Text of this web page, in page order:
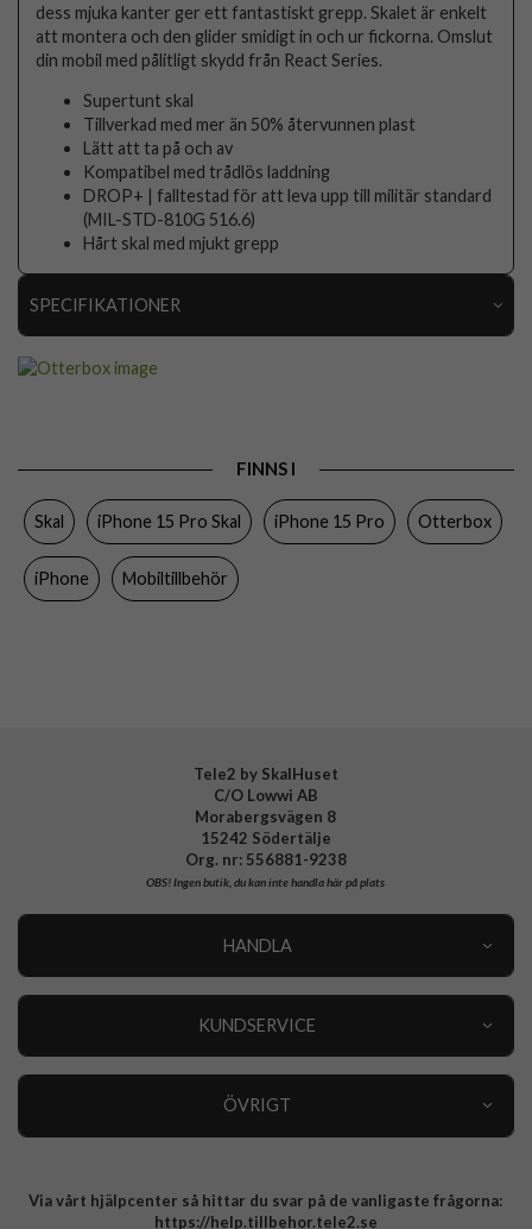
dess mjuka kanter ger ett fantastiskt grepp. Skalet är enkelt
att montera och den glider smidigt in och ur fickorna. Omslut
din mobil med pålitligt skydd från React Series.
Supertunt skal
Tillverkad med mer än 50% återvunnen plast
Lätt att ta på och av
Kompatibel med trådlös laddning
DROP+ | falltestad för att leva upp till militär standard
(MIL-STD-810G 516.6)
Hårt skal med mjukt grepp
SPECIFIKATIONER
Trådlös laddning-kompatibel
Färg Genomskinlig, Rosa
Material
Varumärke
FINNS I
Skal iPhone 15 Pro Skal iPhone 15 Pro Otterbox
iPhone Mobiltillbehör
Tele2 by SkalHuset
C/O Lowwi AB
Morabergsvägen 8
15242 Södertälje
Org. nr: 556881-9238
OBS!Ingen butik, du kan inte handla här på plats
HANDLA
KUNDSERVICE
ÖVRIGT
Integritetspolicy
Via vårt hjälpcenter så hittar du svar på de vanligaste frågorna:
https://help.tillbehor.tele2.se